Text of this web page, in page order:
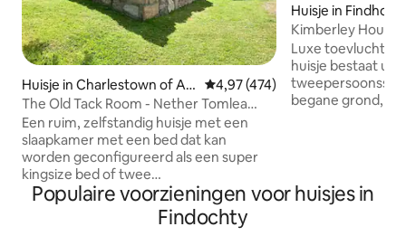
Huisje in Charlestown of Ab
erlour
Gemiddelde beoordeling van
4,97 (474)
The Old Tack Room - Nether Tomlea
farm, Aberlour.
Een ruim, zelfstandig huisje met een
slaapkamer met een bed dat kan
worden geconfigureerd als een super
kingsize bed of twee
eenpersoonsbedden, op de Speyside
whisky trail, op een landelijke locatie, 10
minuten rijden/35-40 minuten lopen
Huisje in Findhorn
Kimberley
Luxe
huisje bestaat uit
begane grond,
tot een zeer
luxe
Populaire voorzieningen voor huisjes in
Findochty